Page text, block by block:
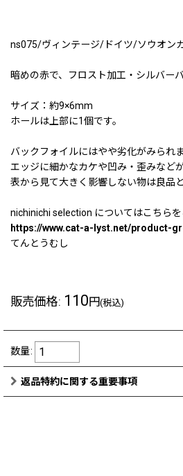
ns075/ヴィンテージ/ドイツ/ソウオン
暗めの赤で、フロスト加工・シルバー
サイズ：約9×6mm
ホールは上部に1個です。
バックフォイルにはやや劣化がみられま
エッジに細かなカケや凹み・歪みなど
表から見て大きく影響しない物は良品
nichinichi selection についてはこちらを
https://www.cat-a-lyst.net/product-
てんとうむし
販売価格: 110円(税込)
数量:
返品特約に関する重要事項